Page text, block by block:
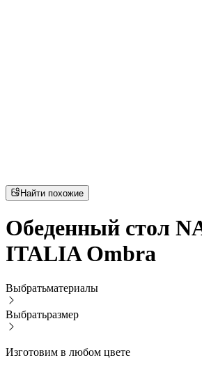
Найти похожие
Обеденный стол
ITALIA Ombra
Выбратьматериалы
Выбратьразмер
Изготовим в любом цвете